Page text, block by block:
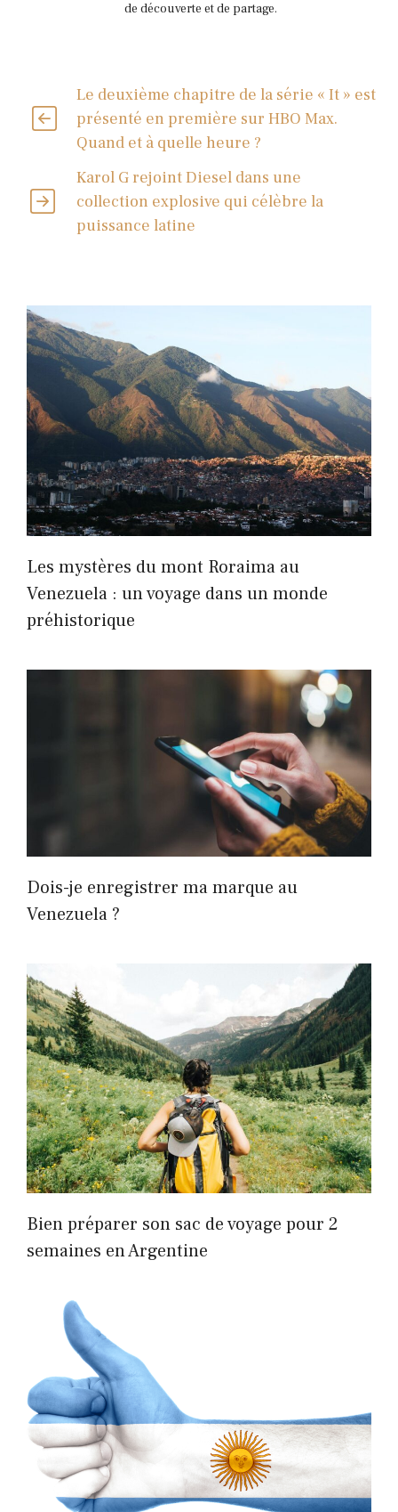
de découverte et de partage.
Le deuxième chapitre de la série « It » est
présenté en première sur HBO Max.
Quand et à quelle heure ?
Karol G rejoint Diesel dans une
collection explosive qui célèbre la
puissance latine
Les mystères du mont Roraima au
Venezuela : un voyage dans un monde
préhistorique
Dois-je enregistrer ma marque au
Venezuela ?
Bien préparer son sac de voyage pour 2
semaines en Argentine